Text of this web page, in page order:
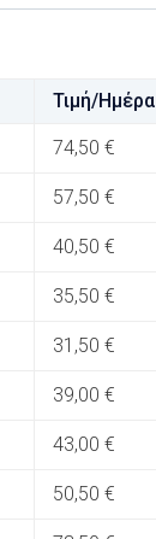
Τιμή/Ημέρα
74,50 €
57,50 €
40,50 €
35,50 €
31,50 €
39,00 €
43,00 €
50,50 €